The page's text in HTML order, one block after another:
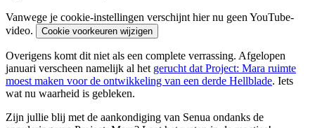
Vanwege je cookie-instellingen verschijnt hier nu geen YouTube-
video.
Cookie voorkeuren wijzigen
Overigens komt dit niet als een complete verrassing. Afgelopen
januari verscheen namelijk al het gerucht dat Project: Mara ruimte
moest maken voor de ontwikkeling van een derde Hellblade. Iets
wat nu waarheid is gebleken.
Zijn jullie blij met de aankondiging van Senua ondanks de